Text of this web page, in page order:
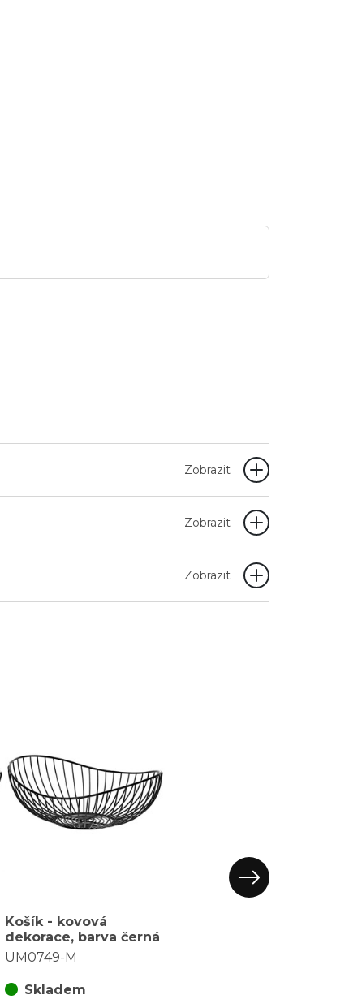
Zobrazit
Zobrazit
Zobrazit
Košík - kovová
dekorace, barva černá
UM0749-M
Skladem